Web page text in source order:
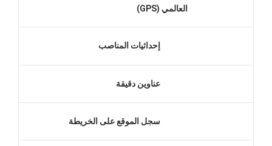
العالمي (GPS)
إحداثيات المناصب
عناوين دقيقة
سجل الموقع على الخريطة